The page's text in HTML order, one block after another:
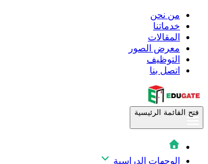
من نحن
خدماتنا
المقالات
معرض الصور
التوظيف
اتصل بنا
فتح القائمة الرئيسية
الوجهات الدراسية